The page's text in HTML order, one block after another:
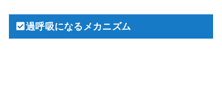
過呼吸になるメカニズム